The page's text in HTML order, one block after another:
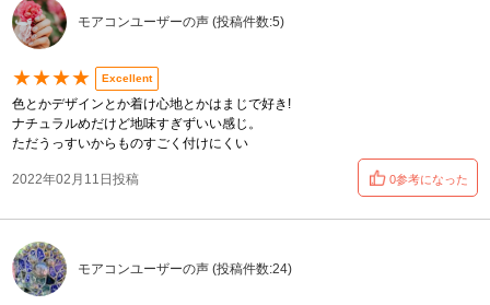
モアコンユーザーの声 (投稿件数:5)
★★★★ Excellent
色とかデザインとか着け心地とかはまじで好き!
ナチュラルめだけど地味すぎずいい感じ。
ただうっすいからものすごく付けにくい
2022年02月11日投稿 0参考になった
モアコンユーザーの声 (投稿件数:24)